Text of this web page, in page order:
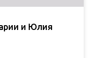
и Юлия